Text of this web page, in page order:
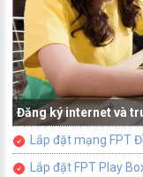
Đăng ký internet và
Lắp đặt mạng FPT
Lắp đặt FPT Play